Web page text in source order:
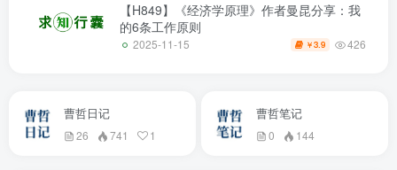
【H849】《经济学原理》作者曼昆分享：我
的6条工作原则
2025-11-15 ￥3.9 426
曹哲日记
26 741 1
曹哲笔记
0 144